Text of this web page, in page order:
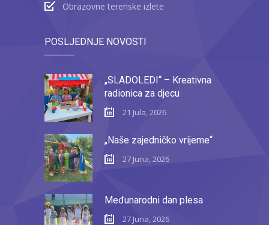
Obrazovne terenske izlete
POSLJEDNJE NOVOSTI
„SLADOLEDI“ – Kreativna
radionica za djecu
21 Jula, 2026
„Naše zajedničko vrijeme“
27 Juna, 2026
Međunarodni dan plesa
27 Juna, 2026